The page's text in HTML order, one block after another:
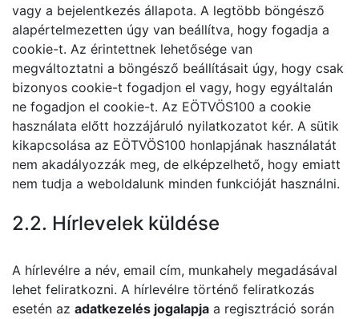
vagy a bejelentkezés állapota. A legtöbb böngésző
alapértelmezetten úgy van beállítva, hogy fogadja a
cookie-t. Az érintettnek lehetősége van
megváltoztatni a böngésző beállításait úgy, hogy csak
bizonyos cookie-t fogadjon el vagy, hogy egyáltalán
ne fogadjon el cookie-t. Az EÖTVÖS100 a cookie
használata előtt hozzájáruló nyilatkozatot kér. A sütik
kikapcsolása az EÖTVÖS100 honlapjának használatát
nem akadályozzák meg, de elképzelhető, hogy emiatt
nem tudja a weboldalunk minden funkcióját használni.
2.2. Hírlevelek küldése
A hírlevélre a név, email cím, munkahely megadásával
lehet feliratkozni. A hírlevélre történő feliratkozás
esetén az adatkezelés jogalapja a regisztráció során